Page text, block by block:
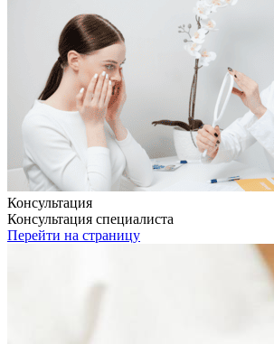
Консультация
Консультация специалиста
Перейти на страницу